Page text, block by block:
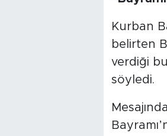
Kurban
belirten
verdiği
söyledi.